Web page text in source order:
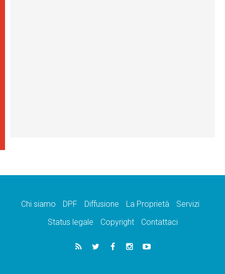
Chi siamo DPF Diffusione La Proprietà
Servizi
Status legale
Copyright Contattaci